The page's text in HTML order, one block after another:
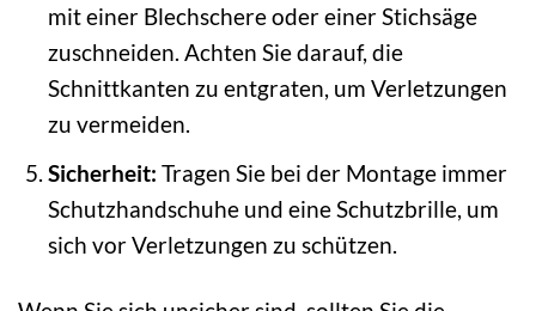
mit einer Blechschere oder einer Stichsäge
zuschneiden. Achten Sie darauf, die
Schnittkanten zu entgraten, um Verletzungen
zu vermeiden.
Sicherheit: Tragen Sie bei der Montage immer
Schutzhandschuhe und eine Schutzbrille, um
sich vor Verletzungen zu schützen.